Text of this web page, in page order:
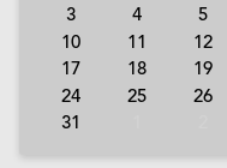
3
4 5
10
11 12
17
18 19
24
25 26
31